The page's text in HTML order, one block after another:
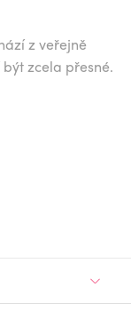
z veřejně
zcela přesné.